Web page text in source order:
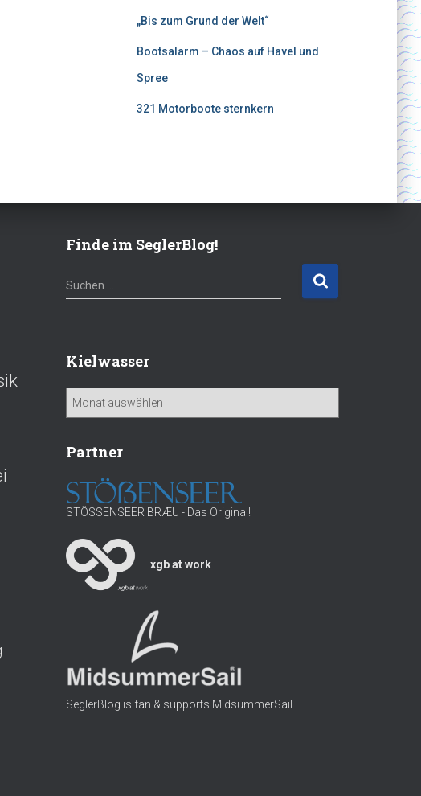
„Bis zum Grund der Welt“
Bootsalarm – Chaos auf Havel und
Spree
321 Motorboote sternkern
Finde im SeglerBlog!
S
u
n
n
c
:
Suchen …
Kielwasser
i
l
a
s
s
r
Partner
STÖSSENSEER BRÆU - Das Original!
xgb at work
SeglerBlog is fan & supports MidsummerSail